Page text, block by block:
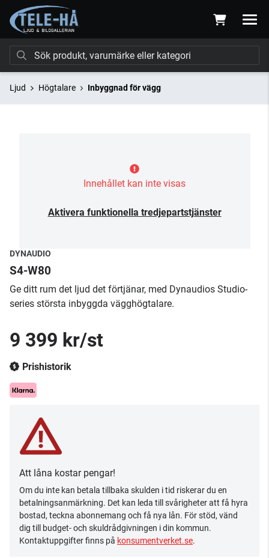
Ljud Högtalare Inbyggnad för vägg
Innehållet kan inte visas
Aktivera funktionella tredjepartstjänster
DYNAUDIO
S4-W80
Ge ditt rum det ljud det förtjänar, med Dynaudios Studio-
series största inbyggda vägghögtalare.
9 399 kr/st
Prishistorik
Att låna kostar pengar!
Om du inte kan betala tillbaka skulden i tid riskerar du en
betalningsanmärkning. Det kan leda till svårigheter att få hyra
bostad, teckna abonnemang och få nya lån. För stöd, vänd
dig till budget- och skuldrådgivningen i din kommun.
Kontaktuppgifter finns på konsumentverket.se.